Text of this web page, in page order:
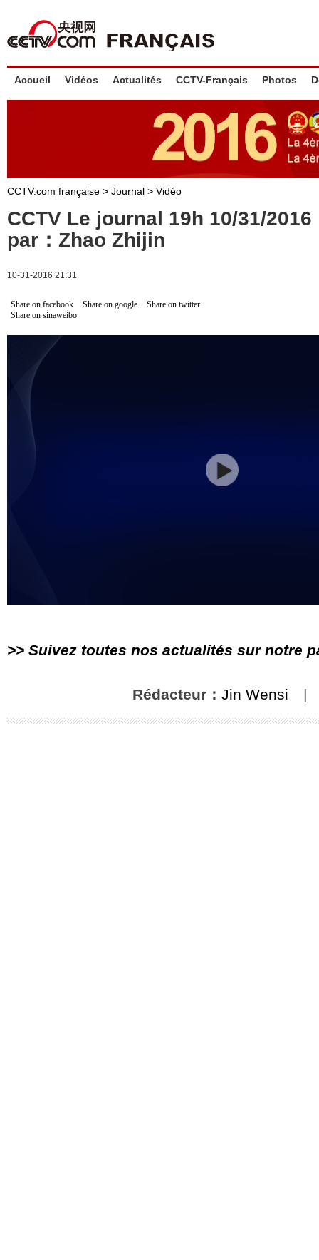
Accueil Vidéos Actualités CCTV-Français Photos
CCTV.com française > Journal > Vidéo
CCTV Le journal 19h 10/31/
par：Zhao Zhijin
10-31-2016 21:31
Share on facebook Share on google
Share on twitter
Share on sinaweibo
>> Suivez toutes nos actualités sur notre
Rédacteur： Jin Wensi